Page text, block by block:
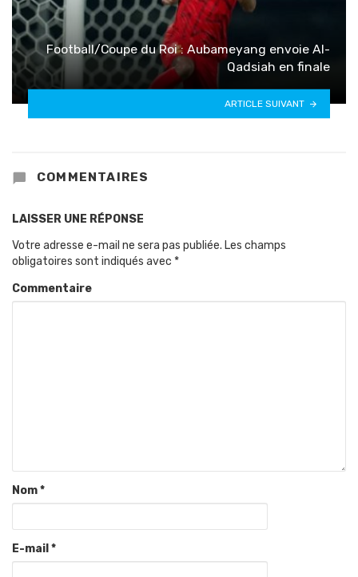
Football/Coupe du Roi : Aubameyang envoie Al-
Qadsiah en finale
ARTICLE SUIVANT
COMMENTAIRES
LAISSER UNE RÉPONSE
Votre adresse e-mail ne sera pas publiée. Les champs
obligatoires sont indiqués avec *
Commentaire
Nom*
E-mail *